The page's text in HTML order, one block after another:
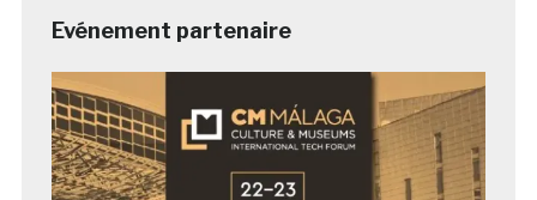
Evénement partenaire